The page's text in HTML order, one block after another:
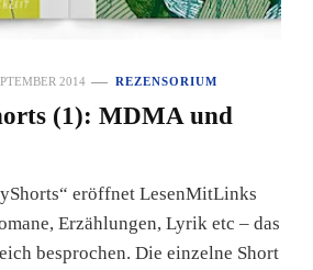
2014 REZENSORIUM
(1): MDMA und
eröffnet LesenMitLinks
Erzählungen, Lyrik etc – das
besprochen. Die einzelne Short